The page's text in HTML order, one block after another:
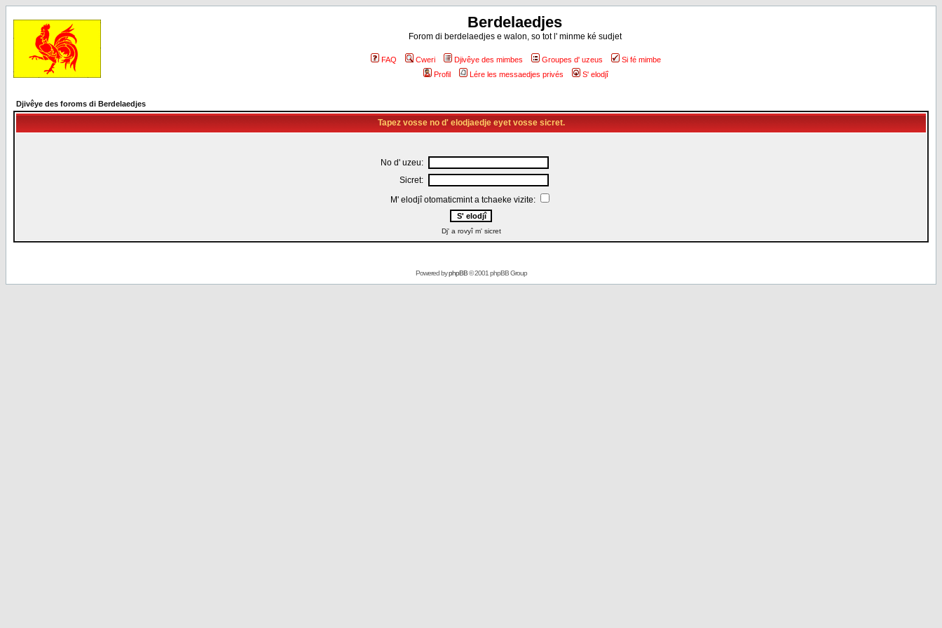
Berdelaedjes
Forom di berdelaedjes e walon, so tot l' minme ké sudjet
FAQ Cweri Djivêye des mimbes Groupes d' uzeus
Si fé mimbe
Profil
Lére les messaedjes privés S' elodjî
Djivêye des foroms di Berdelaedjes
Tapez vosse no d' elodjaedje eyet vosse sicret.
No d' uzeu:
Sicret:
M' elodjî otomaticmint a tchaeke vizite:
Dj' a rovyî m' sicret
Powered byphpBB© 2001 phpBB Group